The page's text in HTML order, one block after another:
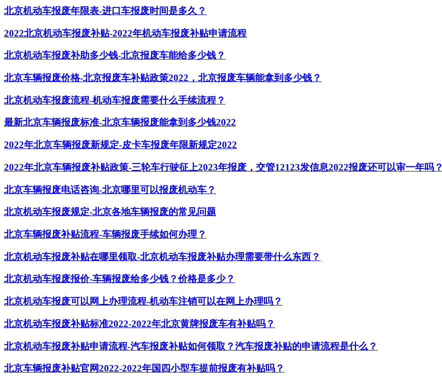
北京机动车报废年限表-进口车报废时间是多久？
2022北京机动车报废补贴-2022年机动车报废补贴申请流程
北京机动车报废补助多少钱-北京报废车能给多少钱？
北京车辆报废价格-北京报废车补贴政策2022，北京报废车辆能拿到多少钱？
北京机动车报废流程-机动车报废需要什么手续流程？
最新北京车辆报废标准-北京车辆报废能拿到多少钱2022
2022年北京车辆报废新规定-皮卡车报废年限新规定2022
2022年北京车辆报废补贴政策-三轮车行驶征上2023年报废，交管12123发信息2022报废还可以审一年吗？
北京车辆报废电话咨询-北京哪里可以报废机动车？
北京机动车报废规定-北京各地车辆报废的常见问题
北京车辆报废补贴流程-车辆报废手续如何办理？
北京机动车报废补贴在哪里领取-北京机动车报废补贴办理需要带什么东西？
北京机动车报废报价-车辆报废给多少钱？价格是多少？
北京机动车报废可以网上办理流程-机动车注销可以在网上办理吗？
北京机动车报废补贴标准2022-2022年北京黄牌报废车有补贴吗？
北京机动车报废补贴申请流程-汽车报废补贴如何领取？汽车报废补贴的申请流程是什么？
北京车辆报废补贴官网2022-2022年国四小型车提前报废有补贴吗？